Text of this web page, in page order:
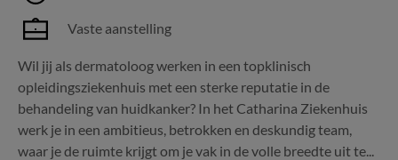
Vaste aanstelling
Wil jij als dermatoloog werken in een topklinisch
opleidingsziekenhuis met een sterke reputatie in de
behandeling van huidkanker? In het Catharina Ziekenhuis
werk je in een ambitieus, betrokken en deskundig team,
waar je de ruimte krijgt om je vak in de volle breedte uit te...